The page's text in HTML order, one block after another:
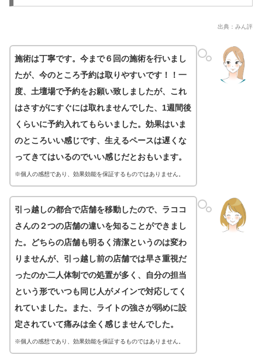
出典：みん評
施術は丁寧です。今まで６回の施術を行いまし
たが、今のところ予約は取りやすいです！！一
度、土壇場で予約をお願い致しましたが、これ
はさすがにすぐには取れませんでした、1週間後
くらいに予約入れてもらいました。効果はいま
のところいい感じです、生えるペースは遅くな
ってきてはいるのでいい感じだとおもいます。
※個人の感想であり、効果効能を保証するものではありません。
引っ越しの都合で店舗を移動したので、ラココ
さんの２つの店舗の違いを知ることができまし
た。どちらの店舗も明るく清潔というのは変わ
りませんが、引っ越し前の店舗では早さ重視だ
ったのか二人体制での処置が多く、自分の担当
という形でいつも同じ人がメインで対応してく
れていました。また、ライトの強さが弱めに設
定されていて痛みは全く感じませんでした。
※個人の感想であり、効果効能を保証するものではありません。